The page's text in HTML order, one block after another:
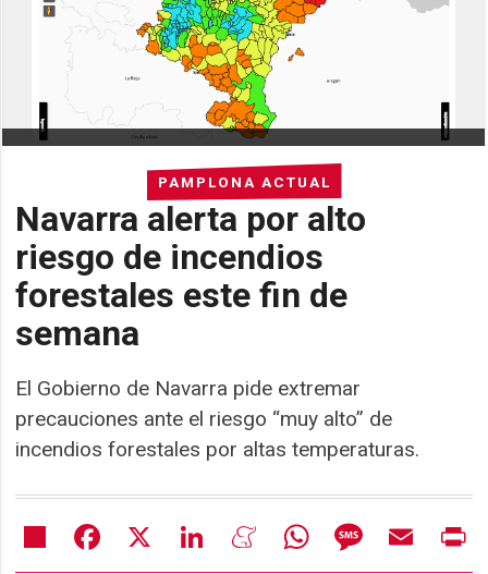
PAMPLONA ACTUAL
Navarra alerta por alto
riesgo de incendios
forestales este fin de
semana
El Gobierno de Navarra pide extremar
precauciones ante el riesgo “muy alto” de
incendios forestales por altas temperaturas.
Share Facebook LinkedIn MeneameWhatsAppMessageEmail